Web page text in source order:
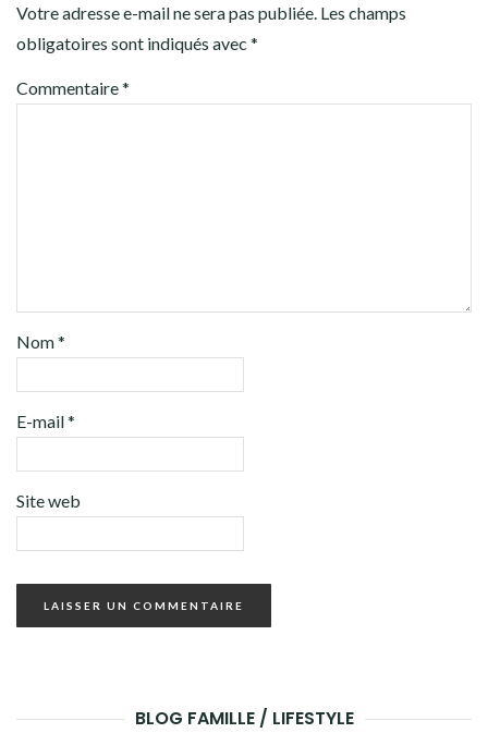
Votre adresse e-mail ne sera pas publiée. Les champs
obligatoires sont indiqués avec *
Commentaire*
Nom*
E-mail*
Site web
BLOG FAMILLE / LIFESTYLE